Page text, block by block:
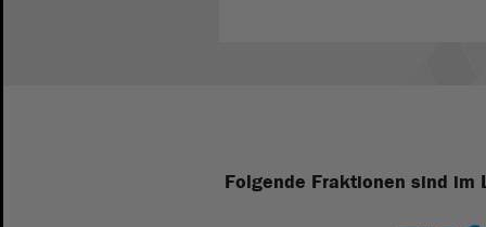
Folgende Fraktionen sind im